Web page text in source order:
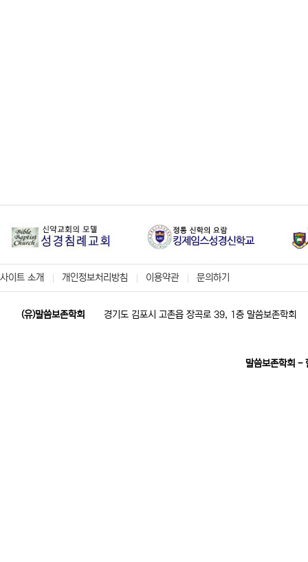
사이트 소개 개인정보처리방침 이용약관 문의하기
(유)말씀보존학회 경기도 김포시 고촌읍 장곡로 39, 1층 말씀보존학회
말씀보존학회 -